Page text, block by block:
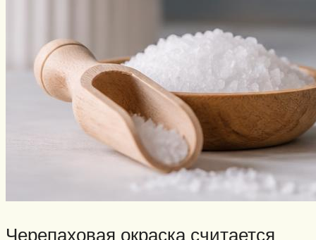
Черепаховая окраска считается